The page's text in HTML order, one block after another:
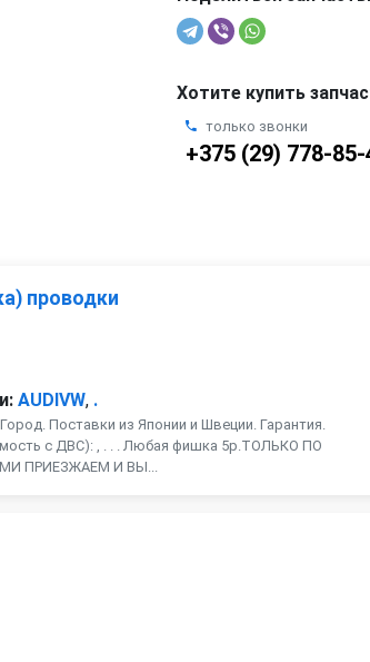
Хотите купить
только звонки
+375 (29) 778-85-
проводки
AUDIVW, .
Поставки из Японии и Швеции. Гарантия.
с ДВС): , . . . Любая фишка 5р.ТОЛЬКО ПО
ПРИЕЗЖАЕМ И ВЫ...